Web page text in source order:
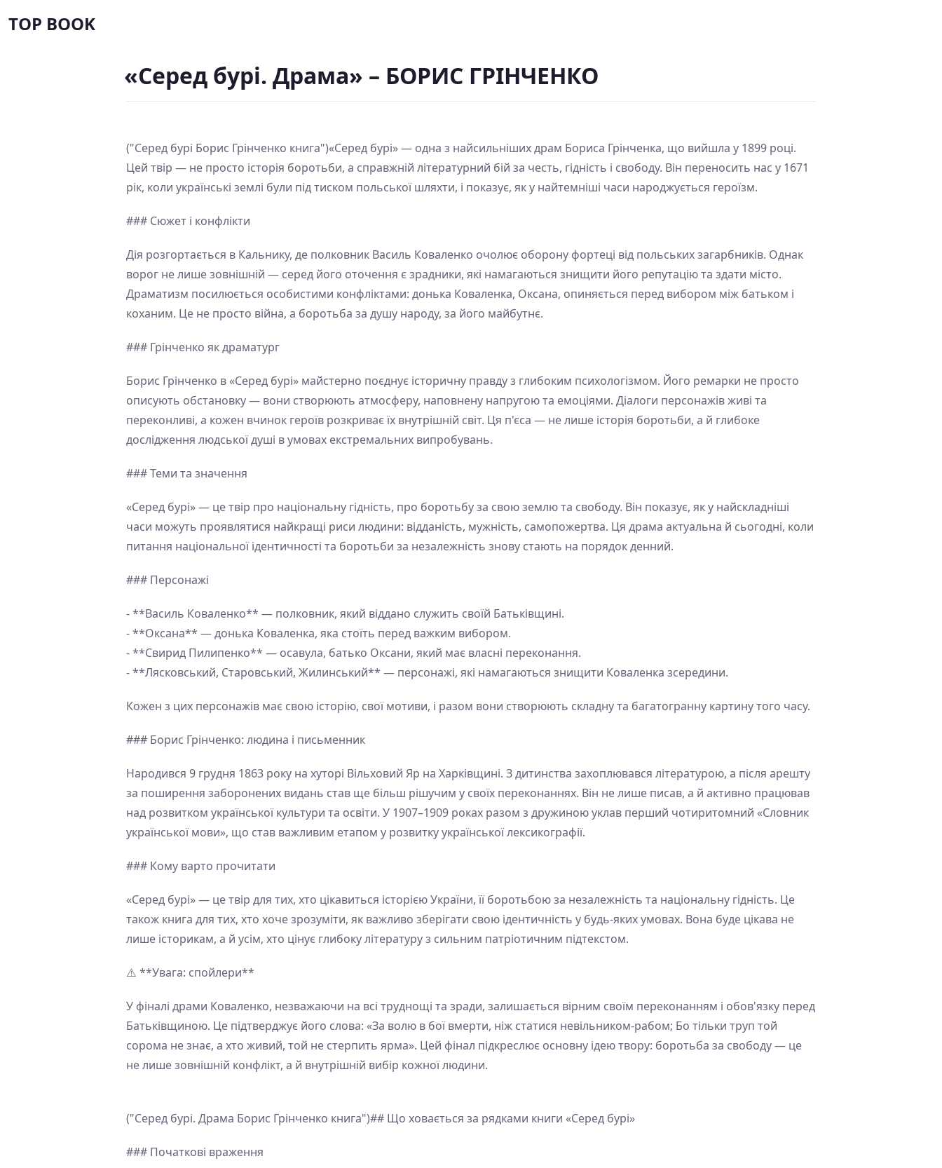
TOP BOOK
«Серед бурі. Драма» – БОРИС ГРІНЧЕНКО
("Серед бурі Борис Грінченко книга")«Серед бурі» — одна з найсильніших драм Бориса Грінченка, що вийшла у 1899 році.
Цей твір — не просто історія боротьби, а справжній літературний бій за честь, гідність і свободу. Він переносить нас у 1671
рік, коли українські землі були під тиском польської шляхти, і показує, як у найтемніші часи народжується героїзм.
### Сюжет і конфлікти
Дія розгортається в Кальнику, де полковник Василь Коваленко очолює оборону фортеці від польських загарбників. Однак
ворог не лише зовнішній — серед його оточення є зрадники, які намагаються знищити його репутацію та здати місто.
Драматизм посилюється особистими конфліктами: донька Коваленка, Оксана, опиняється перед вибором між батьком і
коханим. Це не просто війна, а боротьба за душу народу, за його майбутнє.
### Грінченко як драматург
Борис Грінченко в «Серед бурі» майстерно поєднує історичну правду з глибоким психологізмом. Його ремарки не просто
описують обстановку — вони створюють атмосферу, наповнену напругою та емоціями. Діалоги персонажів живі та
переконливі, а кожен вчинок героїв розкриває їх внутрішній світ. Ця п'єса — не лише історія боротьби, а й глибоке
дослідження людської душі в умовах екстремальних випробувань.
### Теми та значення
«Серед бурі» — це твір про національну гідність, про боротьбу за свою землю та свободу. Він показує, як у найскладніші
часи можуть проявлятися найкращі риси людини: відданість, мужність, самопожертва. Ця драма актуальна й сьогодні, коли
питання національної ідентичності та боротьби за незалежність знову стають на порядок денний.
### Персонажі
- **Василь Коваленко** — полковник, який віддано служить своїй Батьківщині.
- **Оксана** — донька Коваленка, яка стоїть перед важким вибором.
- **Свирид Пилипенко** — осавула, батько Оксани, який має власні переконання.
- **Лясковський, Старовський, Жилинський** — персонажі, які намагаються знищити Коваленка зсередини.
Кожен з цих персонажів має свою історію, свої мотиви, і разом вони створюють складну та багатогранну картину того часу.
### Борис Грінченко: людина і письменник
Народився 9 грудня 1863 року на хуторі Вільховий Яр на Харківщині. З дитинства захоплювався літературою, а після арешту
за поширення заборонених видань став ще більш рішучим у своїх переконаннях. Він не лише писав, а й активно працював
над розвитком української культури та освіти. У 1907–1909 роках разом з дружиною уклав перший чотиритомний «Словник
української мови», що став важливим етапом у розвитку української лексикографії.
### Кому варто прочитати
«Серед бурі» — це твір для тих, хто цікавиться історією України, її боротьбою за незалежність та національну гідність. Це
також книга для тих, хто хоче зрозуміти, як важливо зберігати свою ідентичність у будь-яких умовах. Вона буде цікава не
лише історикам, а й усім, хто цінує глибоку літературу з сильним патріотичним підтекстом.
⚠️ **Увага: спойлери**
У фіналі драми Коваленко, незважаючи на всі труднощі та зради, залишається вірним своїм переконанням і обов'язку перед
Батьківщиною. Це підтверджує його слова: «За волю в бої вмерти, ніж статися невільником-рабом; Бо тільки труп той
сорома не знає, а хто живий, той не стерпить ярма». Цей фінал підкреслює основну ідею твору: боротьба за свободу — це
не лише зовнішній конфлікт, а й внутрішній вибір кожної людини.
("Серед бурі. Драма Борис Грінченко книга")## Що ховається за рядками книги «Серед бурі»
### Початкові враження